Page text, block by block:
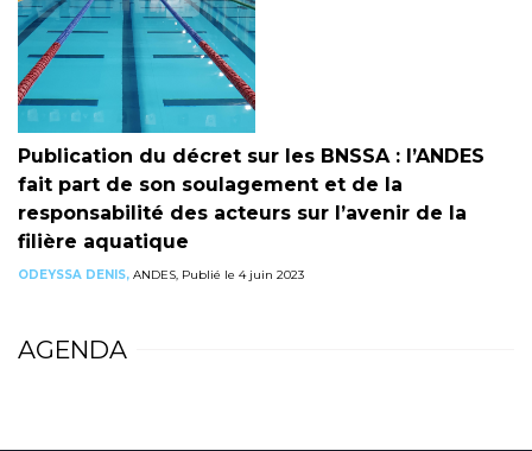
Publication du décret sur les BNSSA : l’ANDES
fait part de son soulagement et de la
responsabilité des acteurs sur l’avenir de la
filière aquatique
ODEYSSA DENIS, ANDES, Publié le 4 juin 2023
AGENDA